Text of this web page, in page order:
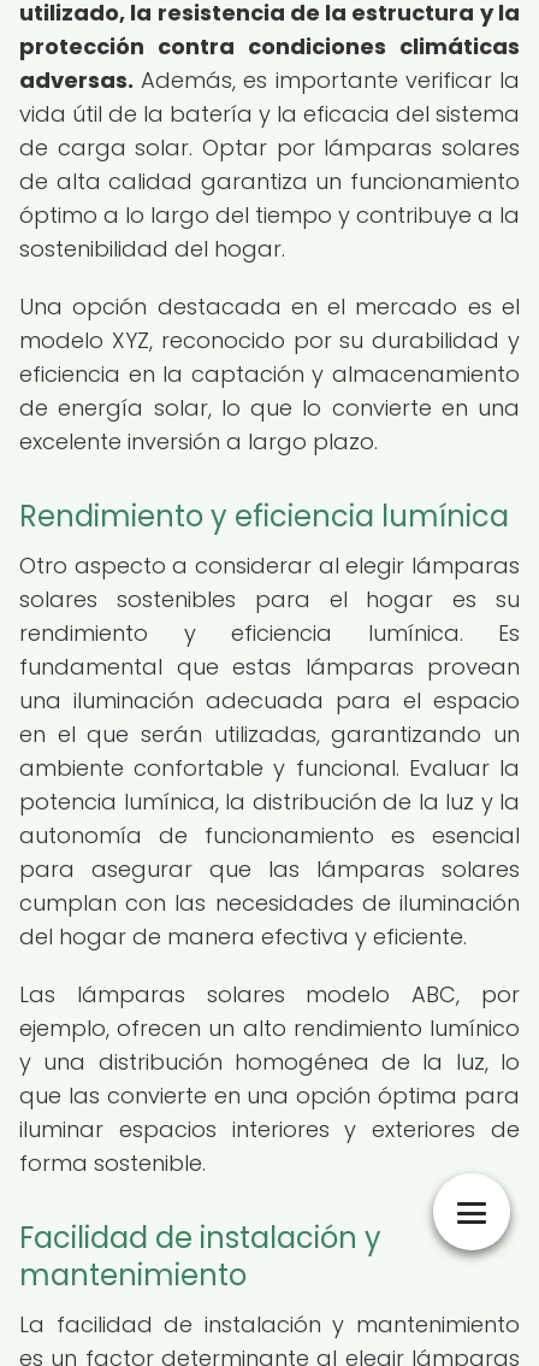
utilizado, la resistencia de la estructura y la
protección contra condiciones climáticas
adversas. Además, es importante verificar la
vida útil de la batería y la eficacia del sistema
de carga solar. Optar por lámparas solares
de alta calidad garantiza un funcionamiento
óptimo a lo largo del tiempo y contribuye a la
sostenibilidad del hogar.
Una opción destacada en el mercado es el
modelo XYZ, reconocido por su durabilidad y
eficiencia en la captación y almacenamiento
de energía solar, lo que lo convierte en una
excelente inversión a largo plazo.
Rendimiento y eficiencia lumínica
Otro aspecto a considerar al elegir lámparas
solares sostenibles para el hogar es su
rendimiento y eficiencia lumínica. Es
fundamental que estas lámparas provean
una iluminación adecuada para el espacio
en el que serán utilizadas, garantizando un
ambiente confortable y funcional. Evaluar la
potencia lumínica, la distribución de la luz y la
autonomía de funcionamiento es esencial
para asegurar que las lámparas solares
cumplan con las necesidades de iluminación
del hogar de manera efectiva y eficiente.
Las lámparas solares modelo ABC, por
ejemplo, ofrecen un alto rendimiento lumínico
y una distribución homogénea de la luz, lo
que las convierte en una opción óptima para
iluminar espacios interiores y exteriores de
forma sostenible.
Facilidad de instalación y
mantenimiento
La facilidad de instalación y mantenimiento
es un factor determinante al elegir lámparas